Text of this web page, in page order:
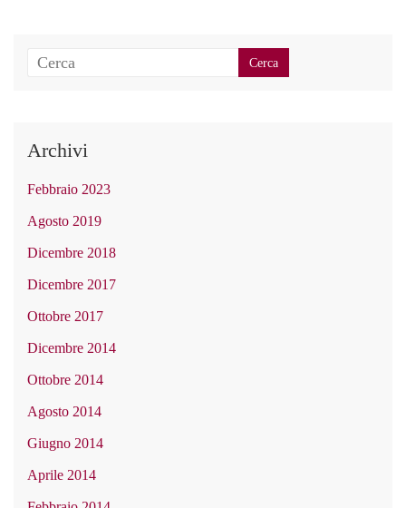
Archivi
Febbraio 2023
Agosto 2019
Dicembre 2018
Dicembre 2017
Ottobre 2017
Dicembre 2014
Ottobre 2014
Agosto 2014
Giugno 2014
Aprile 2014